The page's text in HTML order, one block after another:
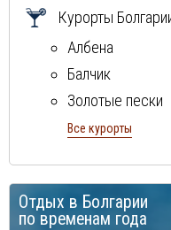
Курорты
Албена
Балчик
Золотые пески
Поморие
Созополь
Солнечный берег
Все курорты
Отдых в Болгарии
по временам года